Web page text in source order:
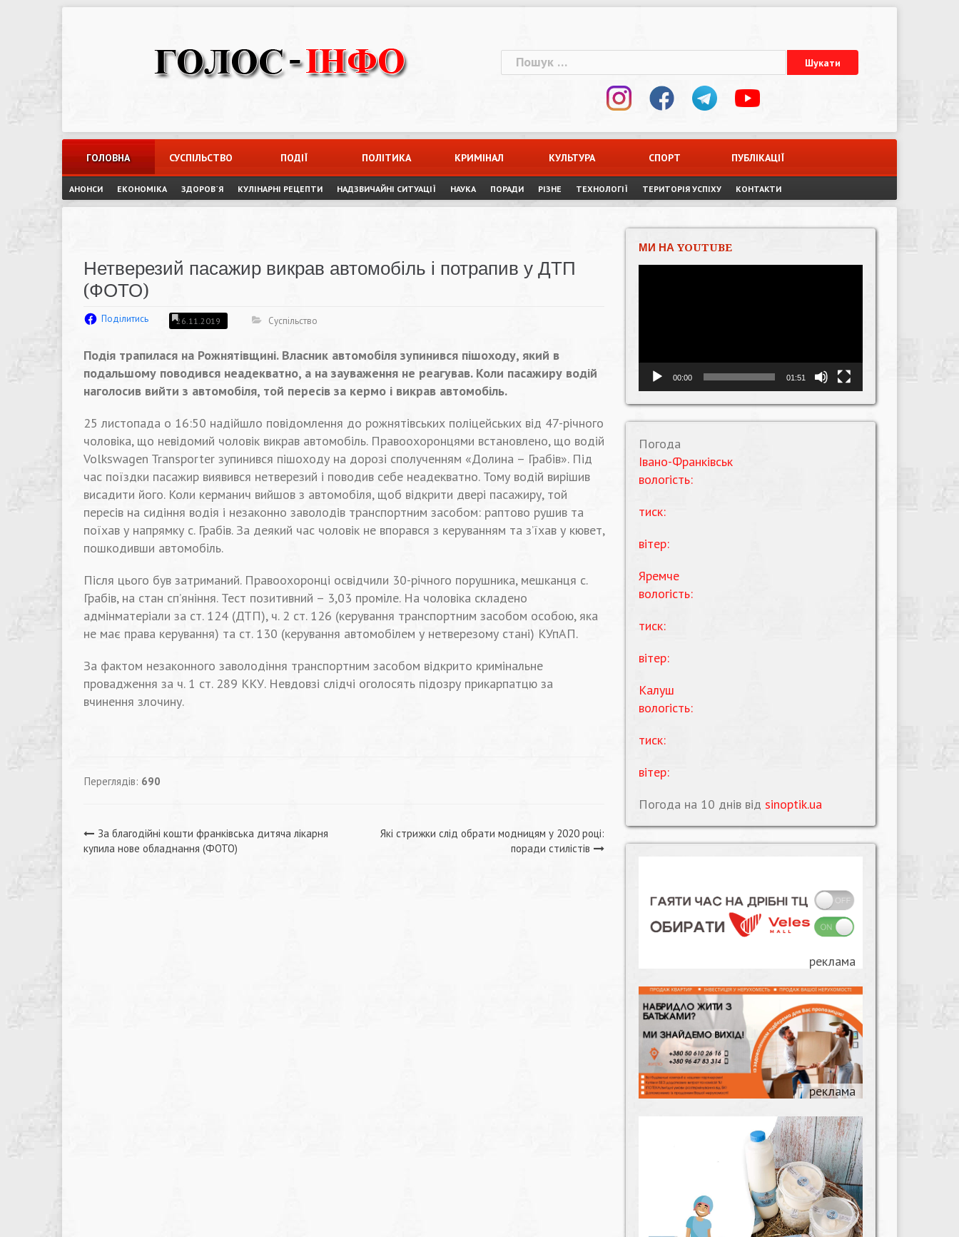
Пошук:
ГОЛОВНА СУСПІЛЬСТВО ПОДІЇ ПОЛІТИКА КРИМІНАЛ КУЛЬТУРА СПОРТ ПУБЛІКАЦІЇ
АНОНСИ ЕКОНОМІКА ЗДОРОВ`Я КУЛІНАРНІ РЕЦЕПТИ НАДЗВИЧАЙНІ СИТУАЦІЇ НАУКА ПОРАДИ РІЗНЕ ТЕХНОЛОГІЇ ТЕРИТОРІЯ УСПІХУ КОНТАКТИ
Нетверезий пасажир викрав автомобіль і потрапив у ДТП
(ФОТО)
Поділитись 26.11.2019 Суспільство
Подія трапилася на Рожнятівщині. Власник автомобіля зупинився пішоходу, який в
подальшому поводився неадекватно, а на зауваження не реагував. Коли пасажиру водій
наголосив вийти з автомобіля, той пересів за кермо і викрав автомобіль.
25 листопада о 16:50 надійшло повідомлення до рожнятівських поліцейських від 47-річного
чоловіка, що невідомий чоловік викрав автомобіль. Правоохоронцями встановлено, що водій
Volkswagen Transporter зупинився пішоходу на дорозі сполученням «Долина – Грабів». Під
час поїздки пасажир виявився нетверезий і поводив себе неадекватно. Тому водій вирішив
висадити його. Коли керманич вийшов з автомобіля, щоб відкрити двері пасажиру, той
пересів на сидіння водія і незаконно заволодів транспортним засобом: раптово рушив та
поїхав у напрямку с. Грабів. За деякий час чоловік не впорався з керуванням та з’їхав у кювет,
пошкодивши автомобіль.
Після цього був затриманий. Правоохоронці освідчили 30-річного порушника, мешканця с.
Грабів, на стан сп’яніння. Тест позитивний – 3,03 проміле. На чоловіка складено
адмінматеріали за ст. 124 (ДТП), ч. 2 ст. 126 (керування транспортним засобом особою, яка
не має права керування) та ст. 130 (керування автомобілем у нетверезому стані) КУпАП.
За фактом незаконного заволодіння транспортним засобом відкрито кримінальне
провадження за ч. 1 ст. 289 ККУ. Невдовзі слідчі оголосять підозру прикарпатцю за
вчинення злочину.
Переглядів: 690
Навігація
За благодійні кошти франківська дитяча лікарня
купила нове обладнання (ФОТО)
Які стрижки слід обрати модницям у 2020 році:
поради стилістів
МИ НА YOUTUBE
00:00 01:51
Погода
Івано-Франківськ
вологість:
тиск:
вітер:
Яремче
вологість:
тиск:
вітер:
Калуш
вологість:
тиск:
вітер:
Погода на 10 днів від sinoptik.ua